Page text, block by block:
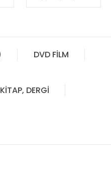
DVD FİLM
KİTAP, DERGİ